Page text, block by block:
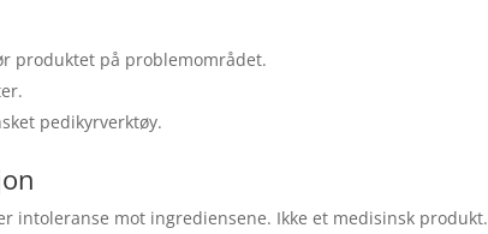
produktet på problemområdet.
pedikyrverktøy.
intoleranse mot ingrediensene. Ikke et medisinsk produkt.